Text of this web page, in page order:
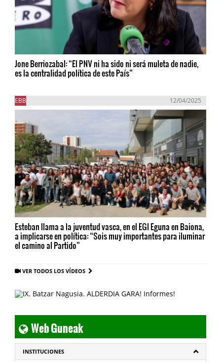
Jone Berriozabal: “El PNV ni ha sido ni será muleta de nadie,
es la centralidad política de este País”
EBB 12/04/2025
Esteban llama a la juventud vasca, en el EGI Eguna en Baiona,
a implicarse en política: “Sois muy importantes para iluminar
el camino al Partido”
VER TODOS LOS VÍDEOS
Web Guneak
INSTITUCIONES